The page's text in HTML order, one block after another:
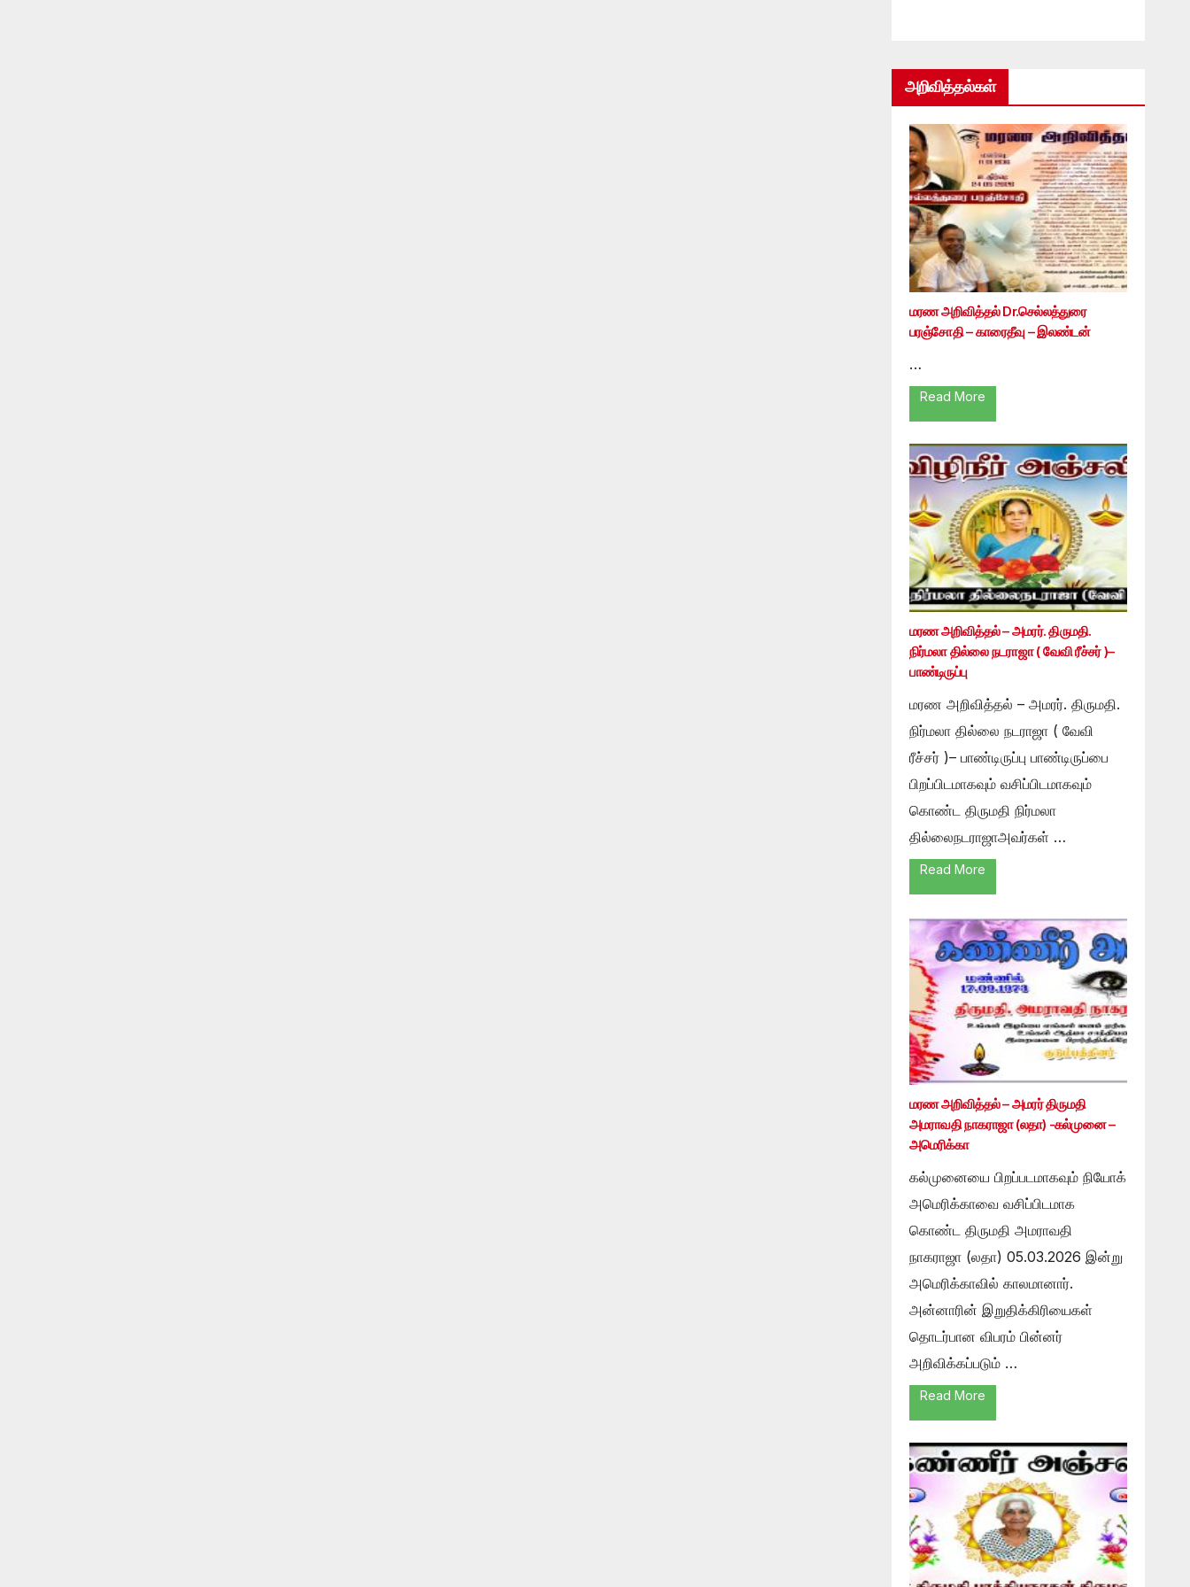
அறிவித்தல்கள்
மரண அறிவித்தல் Dr.செல்லத்துரை
பரஞ்சோதி – காரைதீவு – இலண்டன்
…
Read More
மரண அறிவித்தல் – அமரர். திருமதி.
நிர்மலா தில்லை நடராஜா ( வேவி ரீச்சர் )–
பாண்டிருப்பு
மரண அறிவித்தல் – அமரர். திருமதி.
நிர்மலா தில்லை நடராஜா ( வேவி
ரீச்சர் )– பாண்டிருப்பு பாண்டிருப்பை
பிறப்பிடமாகவும் வசிப்பிடமாகவும்
கொண்ட திருமதி நிர்மலா
தில்லைநடராஜாஅவர்கள் …
Read More
மரண அறிவித்தல் – அமரர் திருமதி
அமராவதி நாகராஜா (லதா) -கல்முனை –
அமெரிக்கா
கல்முனையை பிறப்படமாகவும் நியோக்
அமெரிக்காவை வசிப்பிடமாக
கொண்ட திருமதி அமராவதி
நாகராஜா (லதா) 05.03.2026 இன்று
அமெரிக்காவில் காலமானார்.
அன்னாரின் இறுதிக்கிரியைகள்
தொடர்பான விபரம் பின்னர்
அறிவிக்கப்படும் …
Read More